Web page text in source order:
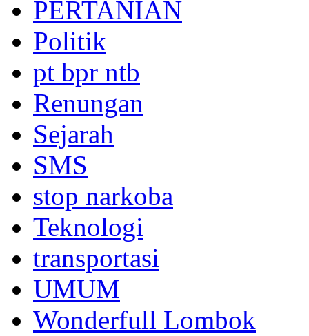
PERTANIAN
Politik
pt bpr ntb
Renungan
Sejarah
SMS
stop narkoba
Teknologi
transportasi
UMUM
Wonderfull Lombok